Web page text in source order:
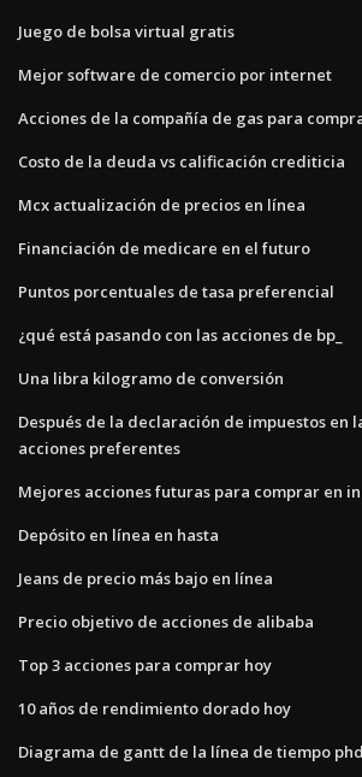
Juego de bolsa virtual gratis
Mejor software de comercio por internet
Acciones de la compañía de gas para
Costo de la deuda vs calificación crediticia
Mcx actualización de precios en línea
Financiación de medicare en el futuro
Puntos porcentuales de tasa preferencial
¿qué está pasando con las acciones de bp_
Una libra kilogramo de conversión
Después de la declaración de impuestos en
acciones preferentes
Mejores acciones futuras para comprar en
Depósito en línea en hasta
Jeans de precio más bajo en línea
Precio objetivo de acciones de alibaba
Top 3 acciones para comprar hoy
10 años de rendimiento dorado hoy
Diagrama de gantt de la línea de tiempo phd